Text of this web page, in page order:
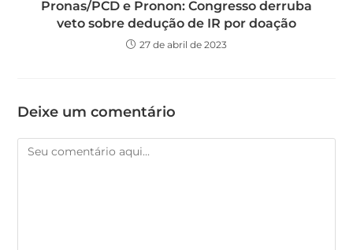
Pronas/PCD e Pronon: Congresso derruba
veto sobre dedução de IR por doação
27 de abril de 2023
Deixe um comentário